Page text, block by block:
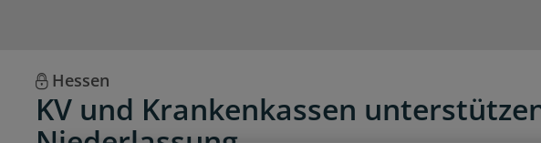
Hessen
KV und Krankenkassen